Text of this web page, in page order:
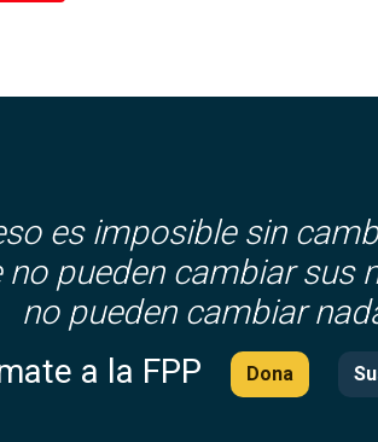
es imposible sin
no pueden cambiar sus
no pueden cambiar
a la FPP
Dona